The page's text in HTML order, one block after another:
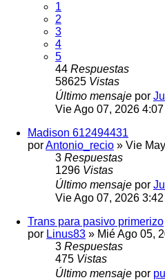
1
2
3
4
5
44 Respuestas
58625 Vistas
Último mensaje por
Vie Ago 07, 2026
Madison 612494431
porAntonio_recio » Vie
3 Respuestas
1296 Vistas
Último mensaje por
Vie Ago 07, 2026
Trans para pasivo primerizo
por Linus83 » Mié Ago 05,
3 Respuestas
475 Vistas
Último mensaje por